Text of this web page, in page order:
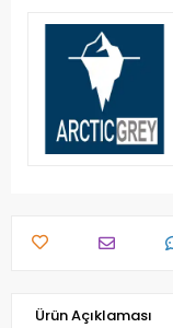
Ürün Açıklaması